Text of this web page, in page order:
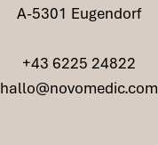
A-5301 Eugendorf
+43 6225 24822
hallo@novomedic.com